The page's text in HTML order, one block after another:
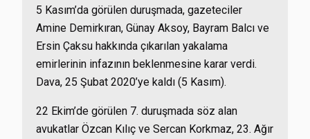
5 Kasım’da görülen duruşmada, gazeteciler
Amine Demirkıran, Günay Aksoy, Bayram Balcı ve
Ersin Çaksu hakkında çıkarılan yakalama
emirlerinin infazının beklenmesine karar verdi.
Dava, 25 Şubat 2020’ye kaldı (5 Kasım).
22 Ekim’de görülen 7. duruşmada söz alan
avukatlar Özcan Kılıç ve Sercan Korkmaz, 23. Ağır